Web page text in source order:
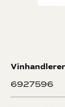
6927596